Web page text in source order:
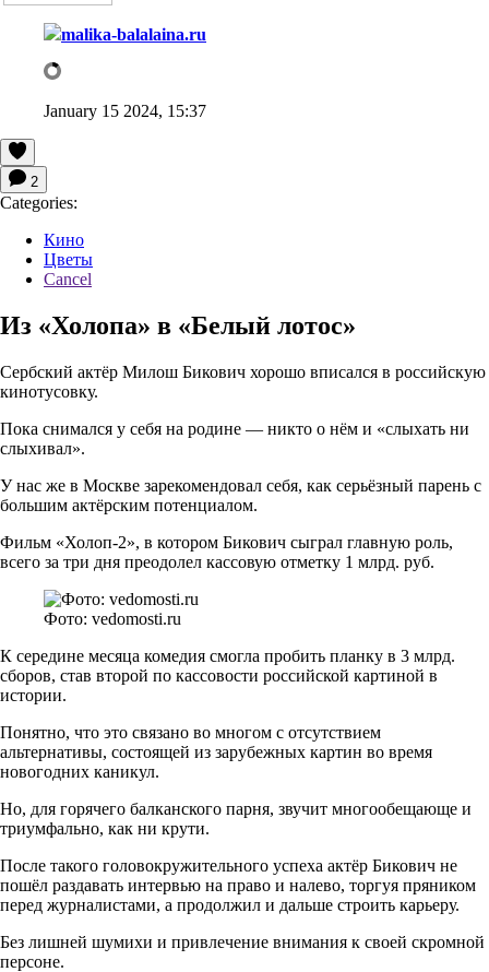
malika-balalaina.ru
January 15 2024, 15:37
2
Categories:
Кино
Цветы
Cancel
Из «Холопа» в «Белый лотос»
Сербский актёр Милош Бикович хорошо вписался в российскую
кинотусовку.
Пока снимался у себя на родине — никто о нём и «слыхать ни
слыхивал».
У нас же в Москве зарекомендовал себя, как серьёзный парень с
большим актёрским потенциалом.
Фильм «Холоп-2», в котором Бикович сыграл главную роль,
всего за три дня преодолел кассовую отметку 1 млрд. руб.
Фото: vedomosti.ru
К середине месяца комедия смогла пробить планку в 3 млрд.
сборов, став второй по кассовости российской картиной в
истории.
Понятно, что это связано во многом с отсутствием
альтернативы, состоящей из зарубежных картин во время
новогодних каникул.
Но, для горячего балканского парня, звучит многообещающе и
триумфально, как ни крути.
После такого головокружительного успеха актёр Бикович не
пошёл раздавать интервью на право и налево, торгуя пряником
перед журналистами, а продолжил и дальше строить карьеру.
Без лишней шумихи и привлечение внимания к своей скромной
персоне.